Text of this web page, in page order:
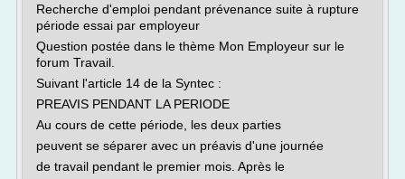
Recherche d'emploi pendant prévenance suite à rupture
période essai par employeur
Question postée dans le thème Mon Employeur sur le
forum Travail.
Suivant l'article 14 de la Syntec :
PREAVIS PENDANT LA PERIODE
Au cours de cette période, les deux parties
peuvent se séparer avec un préavis d'une journée
de travail pendant le premier mois. Après le